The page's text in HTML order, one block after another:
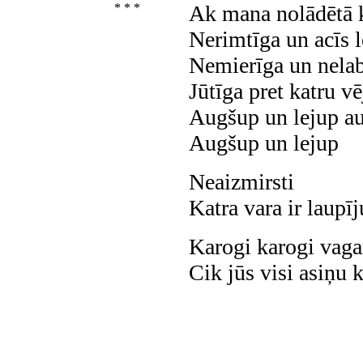
* * * Ak mana nolādētā
Nerimtīga un acīs
Nemierīga un
Jūtīga pret katru
Augšup un lejup
Augšup un lejup
Neaizmirsti
Katra vara ir
Karogi karogi
Cik jūs visi asiņu